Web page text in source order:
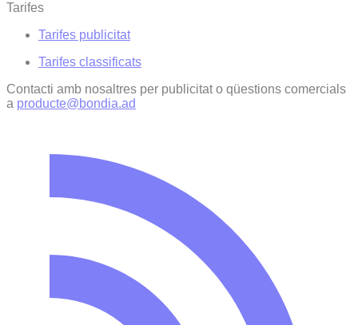
Tarifes
Tarifes publicitat
Tarifes classificats
Contacti amb nosaltres per publicitat o qüestions comercials
a producte@bondia.ad